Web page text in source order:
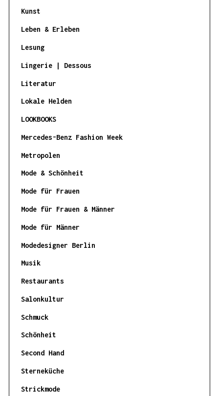
Kunst
Leben & Erleben
Lesung
Lingerie | Dessous
Literatur
Lokale Helden
LOOKBOOKS
Mercedes-Benz Fashion Week
Metropolen
Mode & Schönheit
Mode für Frauen
Mode für Frauen & Männer
Mode für Männer
Modedesigner Berlin
Musik
Restaurants
Salonkultur
Schmuck
Schönheit
Second Hand
Sterneküche
Strickmode